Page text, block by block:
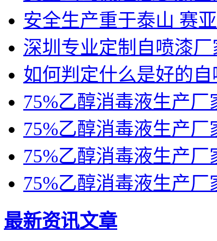
安全生产重于泰山 赛
深圳专业定制自喷漆厂
如何判定什么是好的
75%乙醇消毒液生产厂
75%乙醇消毒液生产厂
75%乙醇消毒液生产厂
75%乙醇消毒液生产厂
最新资讯文章